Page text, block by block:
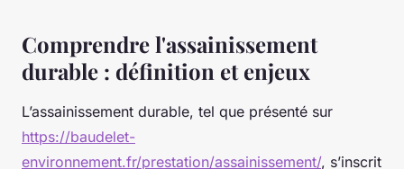
Comprendre l'assainissement
durable : définition et enjeux
L’assainissement durable, tel que présenté sur
https://baudelet-
environnement.fr/prestation/assainissement/, s’inscrit